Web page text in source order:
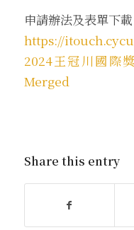
申請辦法及表單下載
https://
2024王冠川國際
Merged
Share this entry